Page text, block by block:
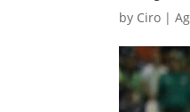
by Ciro |